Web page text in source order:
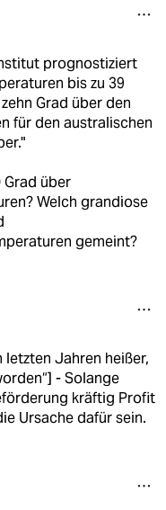
prognostiziert
bis zu 39
Grad über den
für den australischen
über
Welch grandiose
gemeint?
letzten Jahren heißer,
- Solange
kräftig Profit
Ursache dafür sein.